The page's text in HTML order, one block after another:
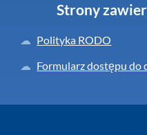
Strony
Polityka RODO
Formularz dostępu do